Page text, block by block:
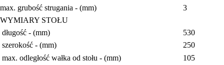
max. grubość strugania - (mm)
3
WYMIARY STOŁU
długość - (mm)
530
szerokość - (mm)
250
max. odległość wałka od stołu - (mm)
105